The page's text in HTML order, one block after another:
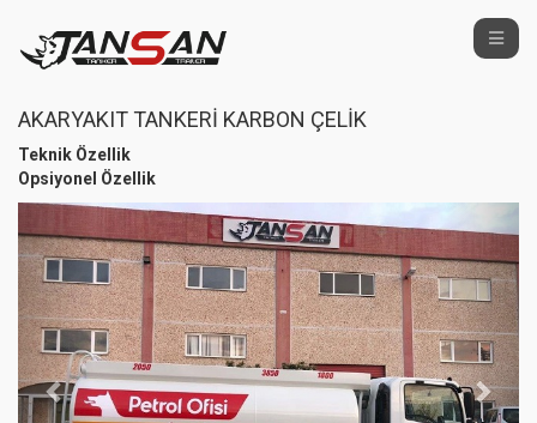
AKARYAKIT TANKERİ KARBON ÇELİK
Teknik Özellik
Opsiyonel Özellik
Previous